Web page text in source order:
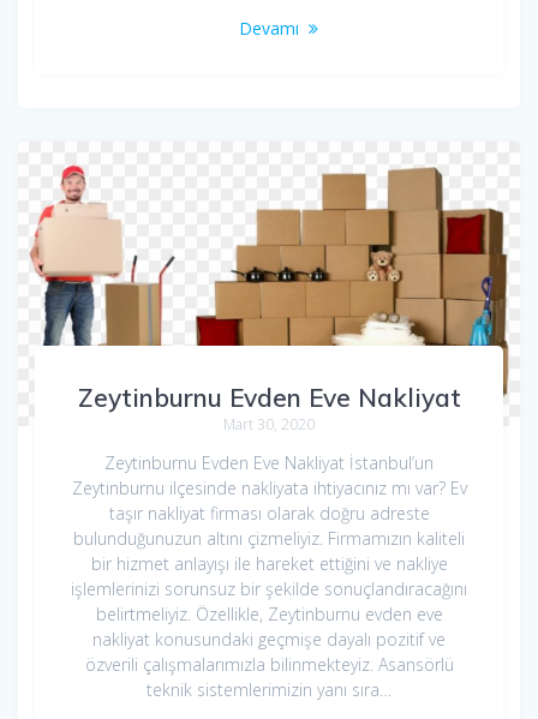
Devamı
Zeytinburnu Evden Eve Nakliyat
Mart 30, 2020
Zeytinburnu Evden Eve Nakliyat İstanbul’un
Zeytinburnu ilçesinde nakliyata ihtiyacınız mı var? Ev
taşır nakliyat firması olarak doğru adreste
bulunduğunuzun altını çizmeliyiz. Firmamızın kaliteli
bir hizmet anlayışı ile hareket ettiğini ve nakliye
işlemlerinizi sorunsuz bir şekilde sonuçlandıracağını
belirtmeliyiz. Özellikle, Zeytinburnu evden eve
nakliyat konusundaki geçmişe dayalı pozitif ve
özverili çalışmalarımızla bilinmekteyiz. Asansörlü
teknik sistemlerimizin yanı sıra…